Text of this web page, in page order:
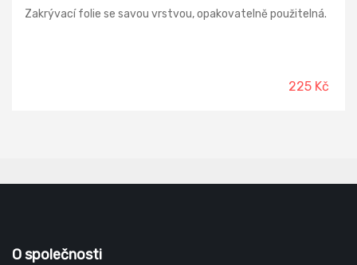
Zakrývací folie se savou vrstvou, opakovatelně použitelná.
225 Kč
O společnosti